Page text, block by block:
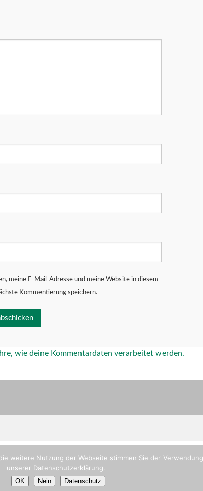
meine E-Mail-Adresse und meine Website in diesem
Kommentierung speichern.
wie deine Kommentardaten verarbeitet werden.
weitere Nutzung der Webseite stimmen Sie der
unserer Datenschutzerklärung.
OK Nein Datenschutz